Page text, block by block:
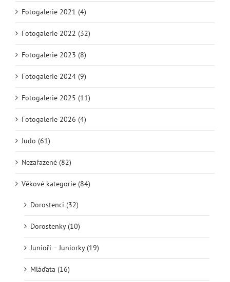
Fotogalerie 2021 (4)
Fotogalerie 2022 (32)
Fotogalerie 2023 (8)
Fotogalerie 2024 (9)
Fotogalerie 2025 (11)
Fotogalerie 2026 (4)
Judo (61)
Nezařazené (82)
Věkové kategorie (84)
Dorostenci (32)
Dorostenky (10)
Junioři – Juniorky (19)
Mláďata (16)